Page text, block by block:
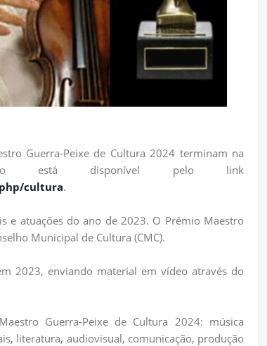
Guerra-Peixe de Cultura 2024 terminam na
está disponível pelo link
cultura.
e atuações do ano de 2023. O Prêmio Maestro
Municipal de Cultura (CMC).
2023, enviando material em vídeo através do
Guerra-Peixe de Cultura 2024: música
literatura, audiovisual, comunicação, produção